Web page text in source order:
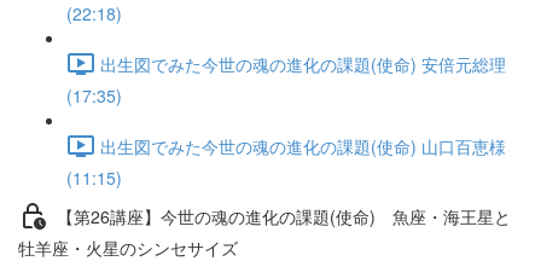
(22:18)
出生図でみた今世の魂の進化の課題(使命) 安倍元総理
(17:35)
出生図でみた今世の魂の進化の課題(使命) 山口百恵様
(11:15)
【第26講座】今世の魂の進化の課題(使命) 魚座・海王星と
牡羊座・火星のシンセサイズ